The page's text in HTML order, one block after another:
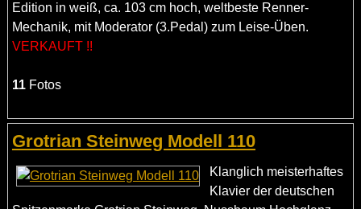
Edition in weiß, ca. 103 cm hoch, weltbeste Renner-
Mechanik, mit Moderator (3.Pedal) zum Leise-Üben.
VERKAUFT !!
11Fotos
Grotrian Steinweg Modell 110
Klanglich meisterhaftes
Klavier der deutschen